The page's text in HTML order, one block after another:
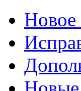
Новое